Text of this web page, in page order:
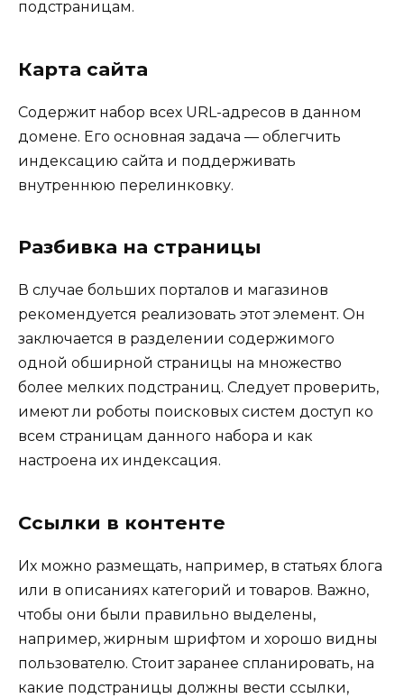
подстраницам.
Карта сайта
Содержит набор всех URL-адресов в данном
домене. Его основная задача — облегчить
индексацию сайта и поддерживать
внутреннюю перелинковку.
Разбивка на страницы
В случае больших порталов и магазинов
рекомендуется реализовать этот элемент. Он
заключается в разделении содержимого
одной обширной страницы на множество
более мелких подстраниц. Следует проверить,
имеют ли роботы поисковых систем доступ ко
всем страницам данного набора и как
настроена их индексация.
Ссылки в контенте
Их можно размещать, например, в статьях блога
или в описаниях категорий и товаров. Важно,
чтобы они были правильно выделены,
например, жирным шрифтом и хорошо видны
пользователю. Стоит заранее спланировать, на
какие подстраницы должны вести ссылки,